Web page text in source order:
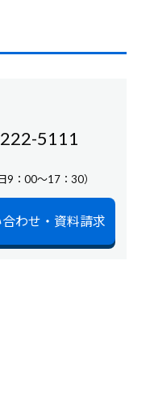
5111
9：00～17：30）
わせ・資料請求